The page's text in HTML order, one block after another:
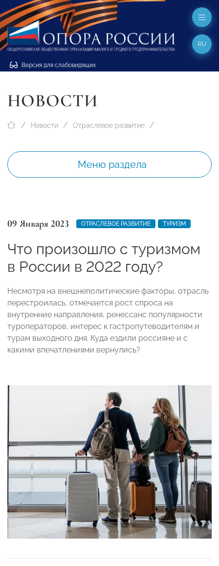
Версия для слабовидящих
RU
НОВОСТИ
Новости Отраслевое развитие
Меню раздела
09 Января 2023 ОТРАСЛЕВОЕ РАЗВИТИЕ ТУРИЗМ
Что произошло с туризмом
в России в 2022 году?
Несмотря на внешнеполитические факторы, отрасль
перестроилась, отмечается рост спроса на
внутренние направления, ренессанс популярности
туроператоров, интерес к гастропутеводителям и
турам выходного дня. Куда ездили россияне и с
какими впечатлениями вернулись?